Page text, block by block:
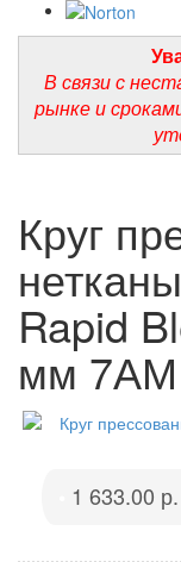
В связи с
рынке и
Круг
Rapid
мм 7АМ
1 633.00 р.